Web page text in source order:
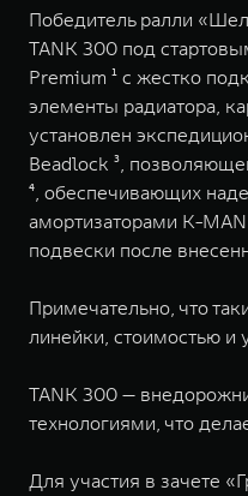
Победитель ралли
TANK 300 под
Premium ¹ с жестко
элементы радиатора,
установлен
Beadlock ³,
⁴, обеспечивающих
амортизаторами K-
подвески после
Примечательно, что
линейки, стоимостью и
TANK 300 —
технологиями, что
Для участия в зачете